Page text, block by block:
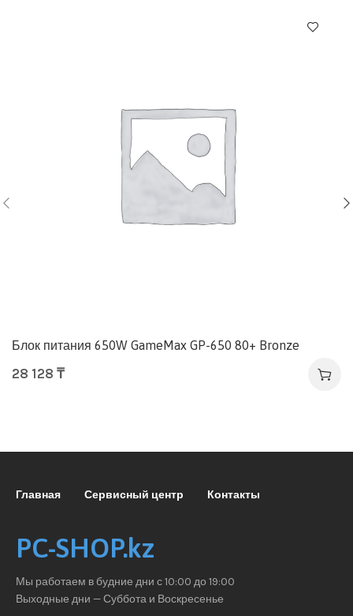
Блок питания 650W GameMax GP-650 80+ Bronze
28 128 ₸
Главная Сервисный центр Контакты
PC-SHOP.kz
Мы работаем в будние дни с 10:00 до 19:00
Выходные дни — Суббота и Воскресенье